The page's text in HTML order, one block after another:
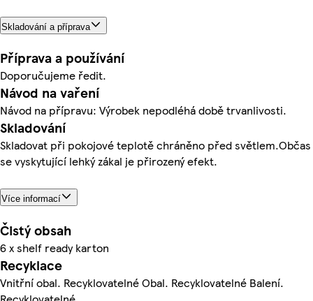
Skladování a příprava
Příprava a používání
Doporučujeme ředit.
Návod na vaření
Návod na přípravu: Výrobek nepodléhá době trvanlivosti.
Skladování
Skladovat při pokojové teplotě chráněno před světlem.Občas
se vyskytující lehký zákal je přirozený efekt.
Více informací
Čistý obsah
6 x shelf ready karton
Recyklace
Vnitřní obal. Recyklovatelné Obal. Recyklovatelné Balení.